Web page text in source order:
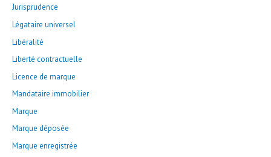
Jurisprudence
Légataire universel
Libéralité
Liberté contractuelle
Licence de marque
Mandataire immobilier
Marque
Marque déposée
Marque enregistrée